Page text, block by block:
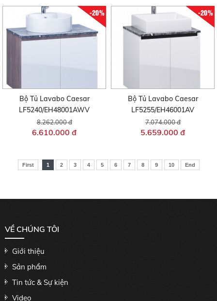
-20%
Bộ Tủ Lavabo Caesar
LF5240/EH48001AWV
8.262.000 đ
6.610.000 đ
-20%
Bộ Tủ Lavabo Caesar
LF5255/EH46001AV
7.074.000 đ
5.659.000 đ
First 1 2 3 4 5 6 7 8 9 10 End
VỀ CHÚNG TÔI
Giới thiệu
Sản phẩm
Tin tức & Sự kiện
Video